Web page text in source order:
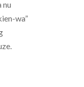
nu
wa”